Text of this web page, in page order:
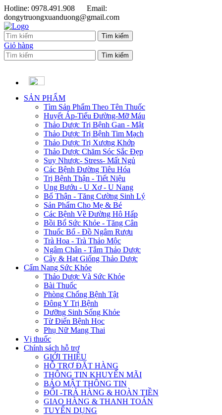
Hotline: 0978.491.908
Email:
dongytruongxuanduong@gmail.com
Giỏ hàng
SẢN PHẨM
Tìm Sản Phẩm Theo Tên Thuốc
Huyết Áp-Tiểu Đường-Mỡ Máu
Thảo Dược Trị Bệnh Gan - Mật
Thảo Dược Trị Bệnh Tim Mạch
Thảo Dược Trị Xương Khớp
Thảo Dược Chăm Sóc Sắc Đẹp
Suy Nhược- Stress- Mất Ngủ
Các Bệnh Đường Tiêu Hóa
Trị Bệnh Thận - Tiết Niệu
Ung Bướu - U Xơ - U Nang
Bổ Thận - Tăng Cường Sinh Lý
Sản Phẩm Cho Mẹ & Bé
Các Bệnh Về Đường Hô Hấp
Bồi Bổ Sức Khỏe - Tăng Cân
Thuốc Bổ - Đồ Ngâm Rượu
Trà Hoa - Trà Thảo Mộc
Ngâm Chân - Tắm Thảo Dược
Cây & Hạt Giống Thảo Dược
Cẩm Nang Sức Khỏe
Thảo Dược Và Sức Khỏe
Bài Thuốc
Phòng Chống Bệnh Tật
Đông Y Trị Bệnh
Dưỡng Sinh Sống Khỏe
Từ Điển Bệnh Học
Phụ Nữ Mang Thai
Vị thuốc
Chính sách hỗ trợ
GIỚI THIỆU
HỖ TRỢ ĐẶT HÀNG
THÔNG TIN KHUYẾN MÃI
BẢO MẬT THÔNG TIN
ĐỔI -TRẢ HÀNG & HOÀN TIỀN
GIAO HÀNG & THANH TOÁN
TUYỂN DỤNG